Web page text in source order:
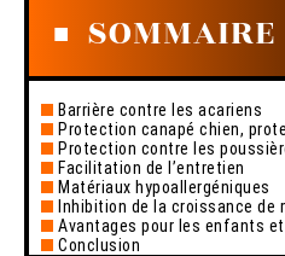
SOMMAIRE
Barrière contre les acariens
Protection canapé chien,
Protection contre les
Facilitation de l’entretien
Matériaux hypoallergéniques
Inhibition de la croissance de
Avantages pour les enfants
Conclusion